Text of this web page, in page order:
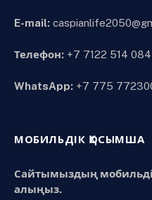
E-mail:
Телефон: +7 7122 514 084
WhatsApp: +7 775
МОБИЛЬДІК ҚОСЫМША
Сайтымыздың
алыңыз.